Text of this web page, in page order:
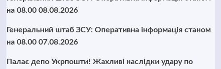
на 08.00 08.08.2026
Генеральний штаб ЗСУ: Оперативна інформація станом
на 08.00 07.08.2026
Палає депо Укрпошти! Жахливі наслідки удару по